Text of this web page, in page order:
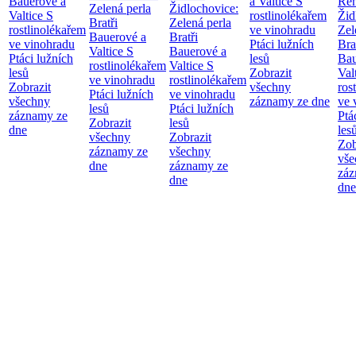
Valtice S
rostlinolékařem
ve vinohradu
Ptáci lužních
lesů
Zobrazit
všechny
záznamy ze
dne
Zelená perla
Bratři
Bauerové a
Valtice S
rostlinolékařem
ve vinohradu
Ptáci lužních
lesů
Zobrazit
všechny
záznamy ze
dne
Židlochovice:
Zelená perla
Bratři
Bauerové a
Valtice S
rostlinolékařem
ve vinohradu
Ptáci lužních
lesů
Zobrazit
všechny
záznamy ze
dne
rostlinolékařem
ve vinohradu
Ptáci lužních
lesů
Zobrazit
všechny
záznamy ze dne ve
dne